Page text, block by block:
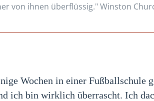
von ihnen überflüssig." Winston
Wochen in einer Fußballschule
ich bin wirklich überrascht. Ich